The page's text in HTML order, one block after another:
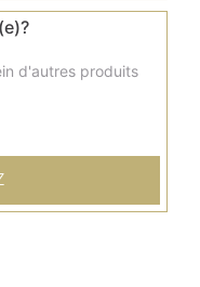
panuzzo kebab, ...
d'autres produits